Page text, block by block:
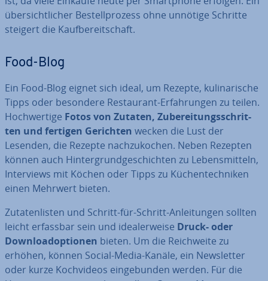
über­sicht­li­cher Be­stell­pro­zess ohne unnötige Schritte
steigert die Kauf­be­reit­schaft.
Food-Blog
Ein Food-Blog eignet sich ideal, um Rezepte, ku­li­na­ri­sche
Tipps oder besondere Re­stau­rant-Er­fah­run­gen zu teilen.
Hoch­wer­ti­ge Fotos von Zutaten, Zu­be­rei­tungs­schrit­
ten und fertigen Gerichten wecken die Lust der
Lesenden, die Rezepte nach­zu­ko­chen. Neben Rezepten
können auch Hin­ter­grund­ge­schich­ten zu Le­bens­mit­teln,
In­ter­views mit Köchen oder Tipps zu Kü­chen­tech­ni­ken
einen Mehrwert bieten.
Zu­ta­ten­lis­ten und Schritt-für-Schritt-An­lei­tun­gen sollten
leicht erfassbar sein und idea­ler­wei­se Druck- oder
Down­load­op­tio­nen bieten. Um die Reich­wei­te zu
erhöhen, können Social-Media-Kanäle, ein News­let­ter
oder kurze Koch­vi­de­os ein­ge­bun­den werden. Für die